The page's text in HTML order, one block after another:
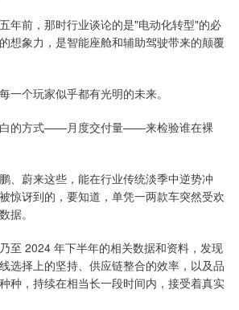
年前，那时行业谈论的是"电动化转型"的必
想象力，是智能座舱和辅助驾驶带来的颠覆
一个玩家似乎都有光明的未来。
白的方式——月度交付量——来检验谁在裸
、蔚来这些，能在行业传统淡季中逆势冲
惊讶到的，要知道，单凭一两款车突然受欢
据。
至 2024 年下半年的相关数据和资料，发现
选择上的坚持、供应链整合的效率，以及品
种，持续在相当长一段时间内，接受着真实